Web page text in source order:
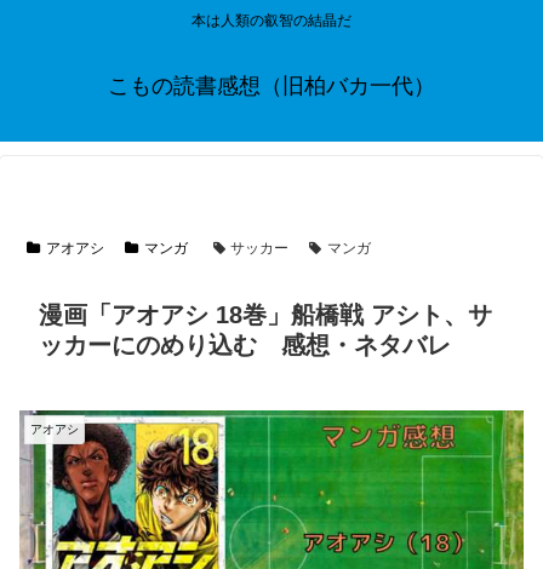
本は人類の叡智の結晶だ
こもの読書感想（旧柏バカ一代）
アオアシ マンガ サッカー マンガ
漫画「アオアシ 18巻」船橋戦 アシト、サ
ッカーにのめり込む 感想・ネタバレ
アオアシ